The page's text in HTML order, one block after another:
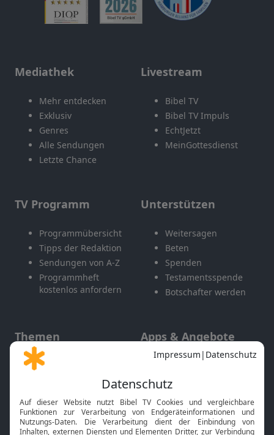
Mediathek
Mehr entdecken
Exklusiv
Genres
Alle Sendungen
Letzte Chance
Livestream
Bibel TV
Bibel TV Impuls
EchtJetzt
MeinGottesdienst
TV Programm
Programmübersicht
Tipps der Redaktion
Sendungen von A-Z
Programmheft
kostenlos anfordern
Unterstützen
Weitersagen
Beten
Spenden
Testamentsspende
Botschafter werden
Themen
Gott und Bibel erklärt
Neuigkeiten
Apps & Angebote
Mobile App
Smart TV
HbbTV